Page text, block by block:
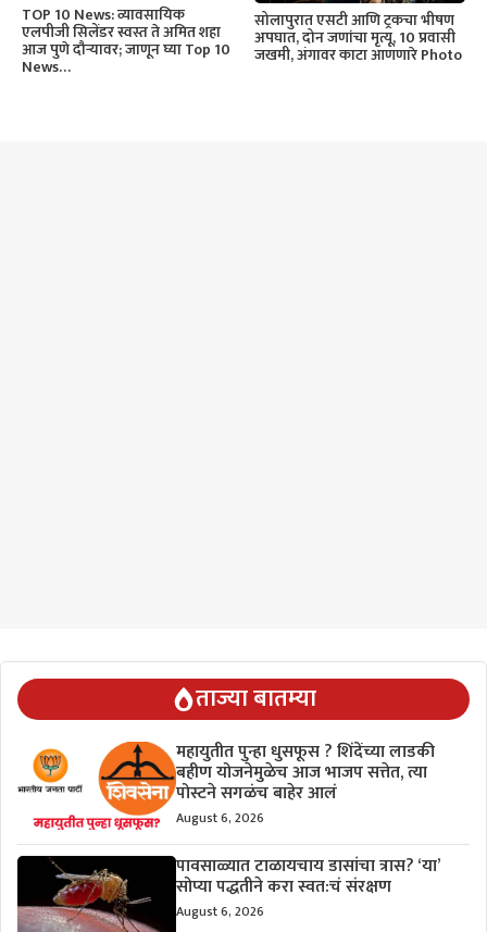
TOP 10 News: व्यावसायिक
एलपीजी सिलेंडर स्वस्त ते अमित शहा
आज पुणे दौऱ्यावर; जाणून घ्या Top 10
News…
सोलापुरात एसटी आणि ट्रकचा भीषण
अपघात, दोन जणांचा मृत्यू, 10 प्रवासी
जखमी, अंगावर काटा आणणारे Photo
ताज्या बातम्या
महायुतीत पुन्हा धुसफूस ? शिंदेंच्या लाडकी
बहीण योजनेमुळेच आज भाजप सत्तेत, त्या
पोस्टने सगळंच बाहेर आलं
August 6, 2026
पावसाळ्यात टाळायचाय डासांचा त्रास? ‘या’
सोप्या पद्धतीने करा स्वत:चं संरक्षण
August 6, 2026